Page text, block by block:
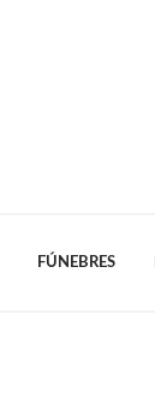
FÚNEBRES